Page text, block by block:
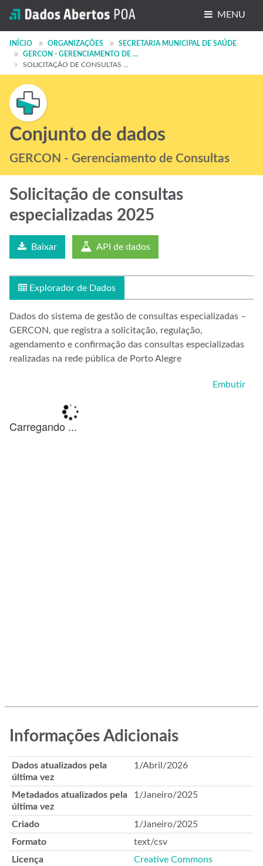
MENU
Conjuntos de dados
Organizações
Grupos
Sobre
INÍCIO ORGANIZAÇÕES
SECRETARIA MUNICIPAL DE SAÚDE
GERCON - GERENCIAMENTO DE ...
SOLICITAÇÃO DE CONSULTAS ...
Conjunto de dados
GERCON - Gerenciamento de Consultas
Solicitação de consultas
especializadas 2025
Baixar API de dados
Explorador de Dados
Dados do sistema de gestão de consultas especializadas –
GERCON, que registra a solicitação, regulação,
agendamento e confirmação das consultas especializadas
realizadas na rede pública de Porto Alegre
Embutir
Informações Adicionais
Dados atualizados pela
última vez
1/Abril/2026
Metadados atualizados pela
última vez
1/Janeiro/2025
Criado
1/Janeiro/2025
Formato
text/csv
Licença
Creative Commons